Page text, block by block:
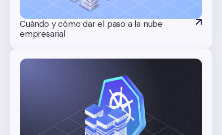
Cuándo y cómo dar el paso a la nube
empresarial